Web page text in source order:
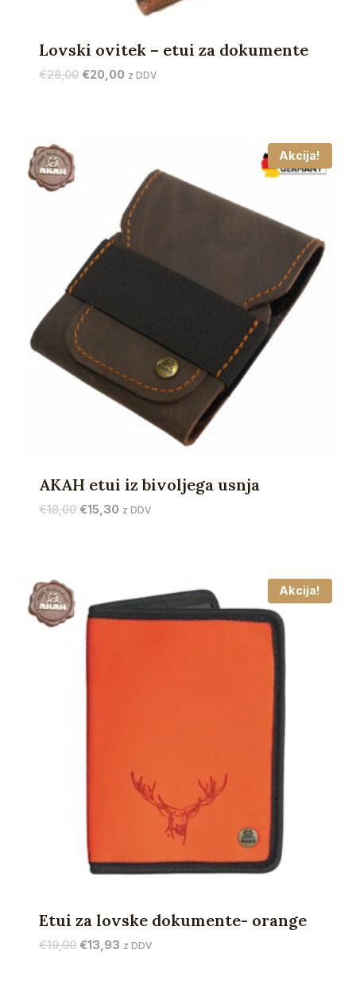
Lovski ovitek – etui za dokumente
€28,00 Izvirna
€20,00Trenutna
z DDV
Akcija!
AKAH etui iz bivoljega usnja
€18,00 Izvirna
€15,30Trenutna
z DDV
Akcija!
Etui za lovske dokumente- orange
€19,90 Izvirna
€13,93Trenutna
z DDV